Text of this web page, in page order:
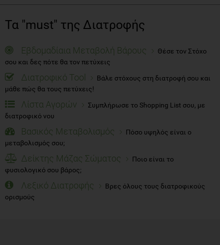
Τα "must" της Διατροφής
Εβδομαδίαια Μεταβολή Βάρους
Θέσε τον Στόχο
σου και δες πότε θα τον πετύχεις
Διατροφικό Tool
Βάλε στόχους στη διατροφή σου και
μάθε πώς θα τους πετύχεις!
Λίστα Αγορών
Συμπλήρωσε το Shopping List σου, με
διατροφικό νου
Βασικός Μεταβολισμός
Πόσο υψηλός είναι ο
μεταβολισμός σου;
Δείκτης Μάζας Σώματος
Ποιο είναι το
φυσιολογικό σου βάρος;
Λεξικό Διατροφής
Βρες όλους τους διατροφικούς
ορισμούς